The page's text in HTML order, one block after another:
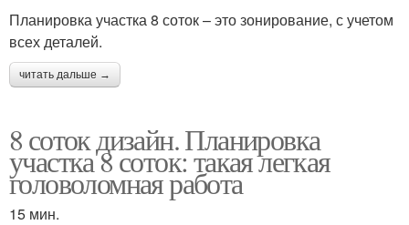
Планировка участка 8 соток – это зонирование, с учетом
всех деталей.
читать дальше →
8 соток дизайн. Планировка
участка 8 соток: такая легкая
головоломная работа
15 мин.